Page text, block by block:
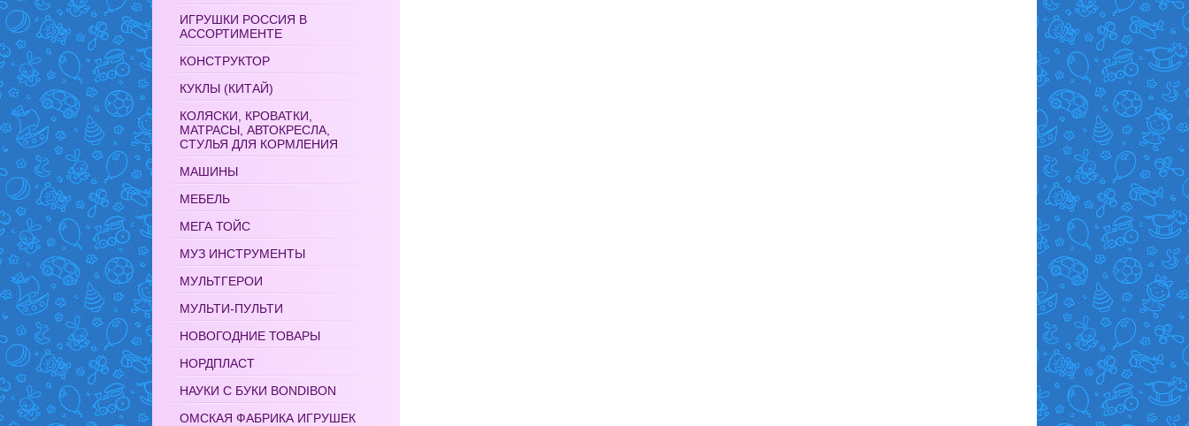
ИГРУШКИ РОССИЯ В
АССОРТИМЕНТЕ
КОНСТРУКТОР
КУКЛЫ (КИТАЙ)
КОЛЯСКИ, КРОВАТКИ,
МАТРАСЫ, АВТОКРЕСЛА,
СТУЛЬЯ ДЛЯ КОРМЛЕНИЯ
МАШИНЫ
МЕБЕЛЬ
МЕГА ТОЙС
МУЗ ИНСТРУМЕНТЫ
МУЛЬТГЕРОИ
МУЛЬТИ-ПУЛЬТИ
НОВОГОДНИЕ ТОВАРЫ
НОРДПЛАСТ
НАУКИ С БУКИ BONDIBON
ОМСКАЯ ФАБРИКА ИГРУШЕК